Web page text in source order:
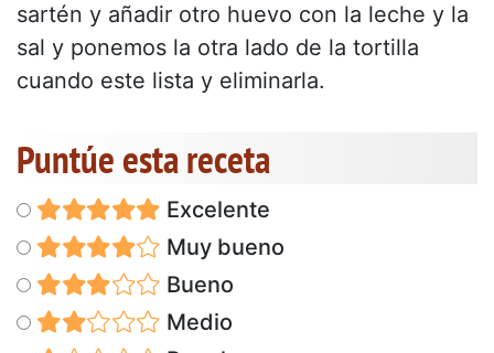
sartén y añadir otro huevo con la leche y la
sal y ponemos la otra lado de la tortilla
cuando este lista y eliminarla.
Puntúe esta receta
Excelente
Muy bueno
Bueno
Medio